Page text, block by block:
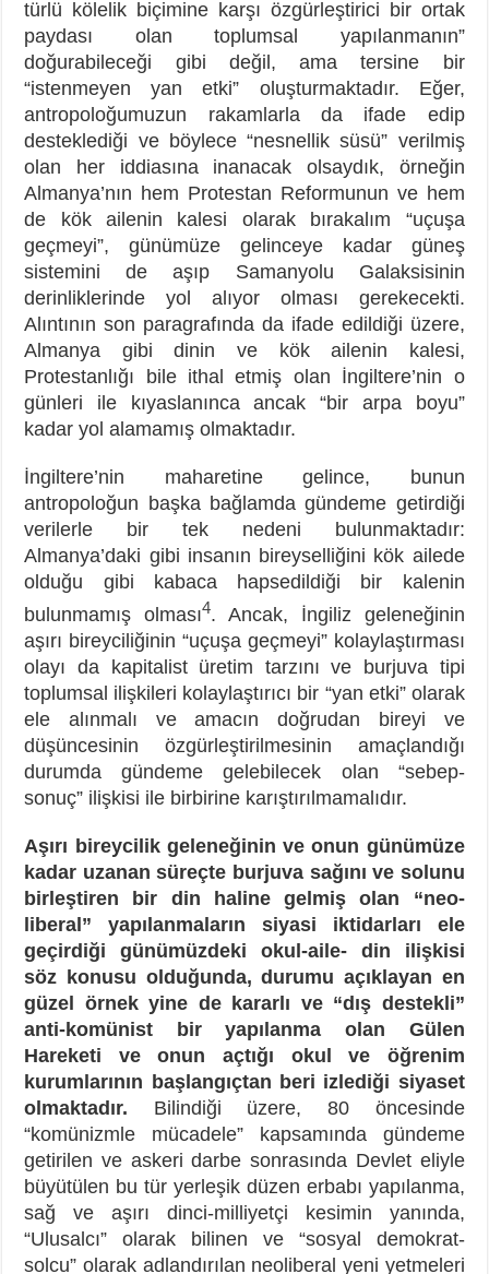
türlü kölelik biçimine karşı özgürleştirici bir ortak
paydası olan toplumsal yapılanmanın”
doğurabileceği gibi değil, ama tersine bir
“istenmeyen yan etki” oluşturmaktadır. Eğer,
antropoloğumuzun rakamlarla da ifade edip
desteklediği ve böylece “nesnellik süsü” verilmiş
olan her iddiasına inanacak olsaydık, örneğin
Almanya’nın hem Protestan Reformunun ve hem
de kök ailenin kalesi olarak bırakalım “uçuşa
geçmeyi”, günümüze gelinceye kadar güneş
sistemini de aşıp Samanyolu Galaksisinin
derinliklerinde yol alıyor olması gerekecekti.
Alıntının son paragrafında da ifade edildiği üzere,
Almanya gibi dinin ve kök ailenin kalesi,
Protestanlığı bile ithal etmiş olan İngiltere’nin o
günleri ile kıyaslanınca ancak “bir arpa boyu”
kadar yol alamamış olmaktadır.
İngiltere’nin maharetine gelince, bunun
antropoloğun başka bağlamda gündeme getirdiği
verilerle bir tek nedeni bulunmaktadır:
Almanya’daki gibi insanın bireyselliğini kök ailede
olduğu gibi kabaca hapsedildiği bir kalenin
bulunmamış olması4. Ancak, İngiliz geleneğinin
aşırı bireyciliğinin “uçuşa geçmeyi” kolaylaştırması
olayı da kapitalist üretim tarzını ve burjuva tipi
toplumsal ilişkileri kolaylaştırıcı bir “yan etki” olarak
ele alınmalı ve amacın doğrudan bireyi ve
düşüncesinin özgürleştirilmesinin amaçlandığı
durumda gündeme gelebilecek olan “sebep-
sonuç” ilişkisi ile birbirine karıştırılmamalıdır.
Aşırı bireycilik geleneğinin ve onun günümüze
kadar uzanan süreçte burjuva sağını ve solunu
birleştiren bir din haline gelmiş olan “neo-
liberal” yapılanmaların siyasi iktidarları ele
geçirdiği günümüzdeki okul-aile- din ilişkisi
söz konusu olduğunda, durumu açıklayan en
güzel örnek yine de kararlı ve “dış destekli”
anti-komünist bir yapılanma olan Gülen
Hareketi ve onun açtığı okul ve öğrenim
kurumlarının başlangıçtan beri izlediği siyaset
olmaktadır. Bilindiği üzere, 80 öncesinde
“komünizmle mücadele” kapsamında gündeme
getirilen ve askeri darbe sonrasında Devlet eliyle
büyütülen bu tür yerleşik düzen erbabı yapılanma,
sağ ve aşırı dinci-milliyetçi kesimin yanında,
“Ulusalcı” olarak bilinen ve “sosyal demokrat-
solcu” olarak adlandırılan neoliberal yeni yetmeleri